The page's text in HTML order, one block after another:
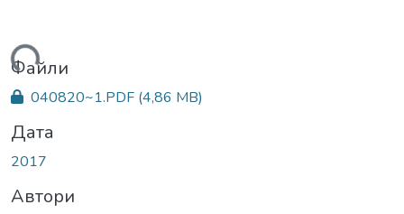
Файли
040820~1.PDF (4,86 MB)
Дата
2017
Автори